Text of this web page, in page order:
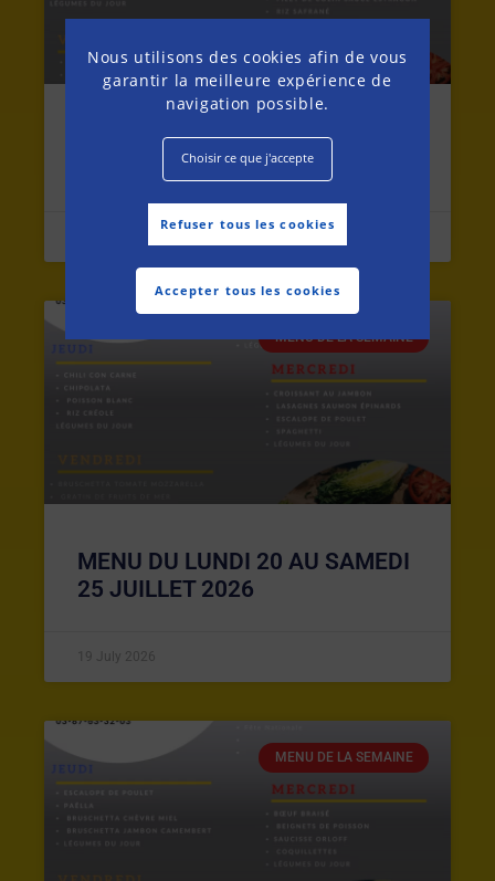
Nous utilisons des cookies afin de vous
garantir la meilleure expérience de
navigation possible.
Choisir ce que j'accepte
Refuser tous les cookies
Accepter tous les cookies
MENU DU LUNDI 27 JUILLET AU
SAMEDI 1ER AOUT 2026
MENU DE LA SEMAINE
MENU DU LUNDI 20 AU SAMEDI
25 JUILLET 2026
19 July 2026
MENU DE LA SEMAINE